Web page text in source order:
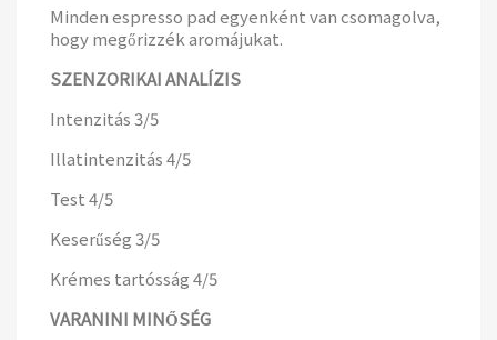
Minden espresso pad egyenként van csomagolva,
hogy megőrizzék aromájukat.
SZENZORIKAI ANALÍZIS
Intenzitás 3/5
Illatintenzitás 4/5
Test 4/5
Keserűség 3/5
Krémes tartósság 4/5
VARANINI MINŐSÉG